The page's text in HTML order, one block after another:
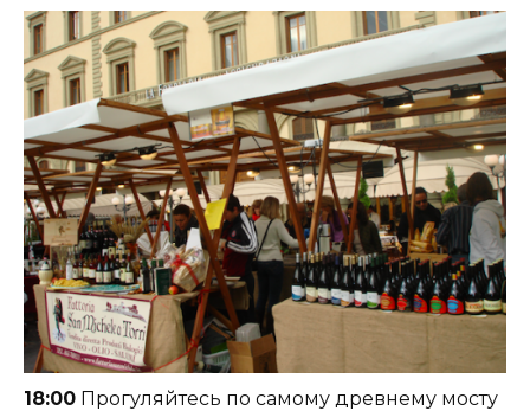
18:00 Прогуляйтесь по самому древнему мосту